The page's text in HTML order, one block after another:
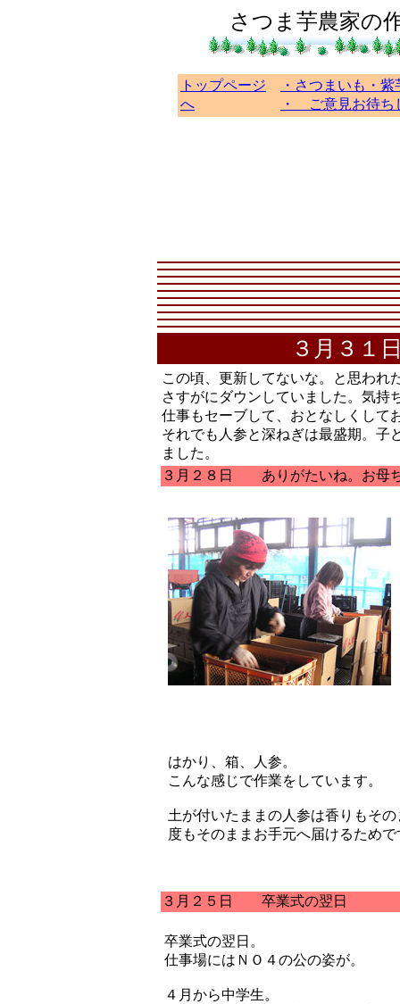
さつま芋農家の
トップページ
へ
・さつまいも・
・ ご意見お待ち
３月３
この頃、更新してないな。と思われ
さすがにダウンしていました。気持
仕事もセーブして、おとなしくして
それでも人参と深ねぎは最盛期。子
ました。
３月２８日 ありがたいね。お母
はかり、箱、人参。
こんな感じで作業をしています。
土が付いたままの人参は香りもその
度もそのままお手元へ届けるためで
３月２５日 卒業式の翌日
卒業式の翌日。
仕事場にはＮＯ４の公の姿が。
４月から中学生。